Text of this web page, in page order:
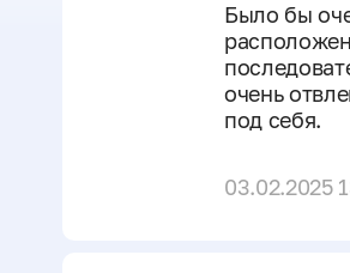
Было бы
очень
под себя.
03.02.2025